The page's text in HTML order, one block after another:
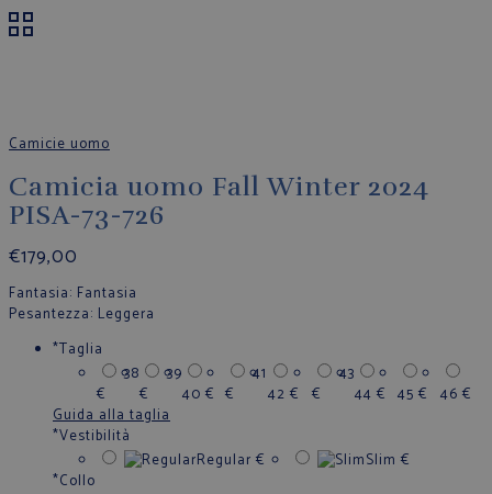
Camicie uomo
Camicia uomo Fall Winter 2024
PISA-73-726
€179,00
Fantasia: Fantasia
Pesantezza: Leggera
*Taglia
38
€
39
€
40 €
41
€
42 €
43
€
44 € 45 € 46 €
Guida alla taglia
*Vestibilità
Regular € Slim €
*Collo